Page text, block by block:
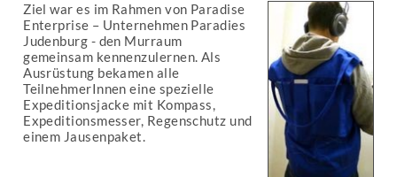
Ziel war es im Rahmen von Paradise
Enterprise – Unternehmen Paradies
Judenburg - den Murraum
gemeinsam kennenzulernen. Als
Ausrüstung bekamen alle
TeilnehmerInnen eine spezielle
Expeditionsjacke mit Kompass,
Expeditionsmesser, Regenschutz und
einem Jausenpaket.